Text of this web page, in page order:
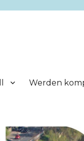
Werden